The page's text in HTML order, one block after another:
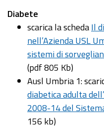
Diabete
scarica la schedaIl
nell’Azienda USL
sistemi di
(pdf 805 Kb)
Ausl Umbria 1:
diabetica adulta
2008-14 del
156 kb)